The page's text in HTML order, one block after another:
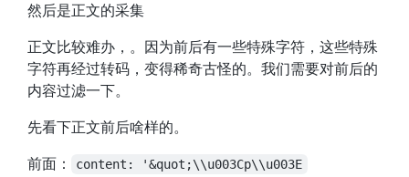
然后是正文的采集
正文比较难办，。因为前后有一些特殊字符，这些特殊
字符再经过转码，变得稀奇古怪的。我们需要对前后的
内容过滤一下。
先看下正文前后啥样的。
前面：
content: '&quot;\\u003Cp\\u003E